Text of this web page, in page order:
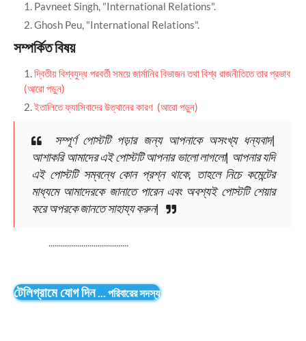
Pavneet Singh, "International Relations".
Ghosh Peu, "International Relations".
সম্পর্কিত বিষয়
দ্বিতীয় বিশ্বযুদ্ধ পরবর্তী সময়ে জার্মানির বিভাজন তথা বিশ্ব রাজনীতিতে তার প্রভাব
(আরো পড়ুন)
ইতালিতে ফ্যাসিবাদের উত্থানের কারণ (আরো পড়ুন)
সম্পূর্ণ পোস্টটি পড়ার জন্য আপনাকে অসংখ্য ধন্যবাদ|
আশাকরি আমাদের এই পোস্টটি আপনার ভালো লাগলো| আপনার যদি
এই পোস্টটি সম্বন্ধে কোন প্রশ্ন থাকে, তাহলে নিচে কমেন্টের
মাধ্যমে আমাদেরকে জানাতে পারেন এবং অবশ্যই পোস্টটি শেয়ার
করে অপরকে জানতে সাহায্য করুন|
.......................................
টেলিগ্রামে যোগ দিন... পরিবারের সদস্য